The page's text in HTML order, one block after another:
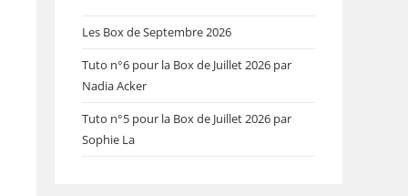
Les Box de Septembre 2026
Tuto n°6 pour la Box de Juillet 2026 par
Nadia Acker
Tuto n°5 pour la Box de Juillet 2026 par
Sophie La